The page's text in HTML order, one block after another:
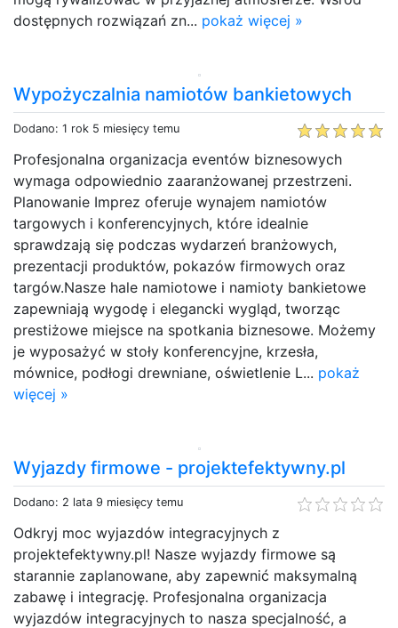
dostępnych rozwiązań zn... pokaż więcej »
Wypożyczalnia namiotów bankietowych
Dodano: 1 rok 5 miesięcy temu
Profesjonalna organizacja eventów biznesowych
wymaga odpowiednio zaaranżowanej przestrzeni.
Planowanie Imprez oferuje wynajem namiotów
targowych i konferencyjnych, które idealnie
sprawdzają się podczas wydarzeń branżowych,
prezentacji produktów, pokazów firmowych oraz
targów.Nasze hale namiotowe i namioty bankietowe
zapewniają wygodę i elegancki wygląd, tworząc
prestiżowe miejsce na spotkania biznesowe. Możemy
je wyposażyć w stoły konferencyjne, krzesła,
mównice, podłogi drewniane, oświetlenie L... pokaż
więcej »
Wyjazdy firmowe - projektefektywny.pl
Dodano: 2 lata 9 miesięcy temu
Odkryj moc wyjazdów integracyjnych z
projektefektywny.pl! Nasze wyjazdy firmowe są
starannie zaplanowane, aby zapewnić maksymalną
zabawę i integrację. Profesjonalna organizacja
wyjazdów integracyjnych to nasza specjalność, a